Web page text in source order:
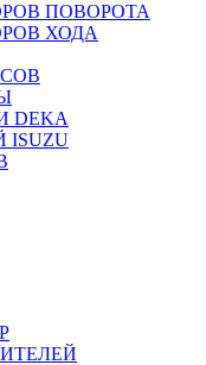
ПОВОРОТА
ХОДА
DEKA